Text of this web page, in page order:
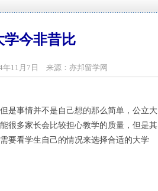
学今非昔比
年11月7日 来源：亦邦留学网
是事情并不是自己想的那么简单，公立大
很多家长会比较担心教学的质量，但是其
要看学生自己的情况来选择合适的大学